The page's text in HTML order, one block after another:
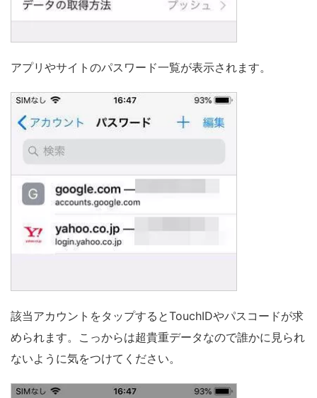
アプリやサイトのパスワード一覧が表示されます。
該当アカウントをタップするとTouchIDやパスコードが求
められます。こっからは超貴重データなので誰かに見られ
ないように気をつけてください。